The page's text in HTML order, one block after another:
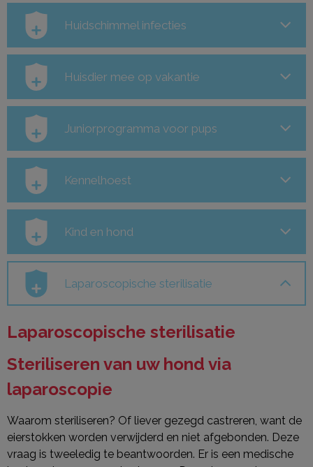
Huidschimmel infecties
Huisdier mee op vakantie
Juniorprogramma voor pups
Kennelhoest
Kind en hond
Laparoscopische sterilisatie
Laparoscopische sterilisatie
Steriliseren van uw hond via
laparoscopie
Waarom steriliseren? Of liever gezegd castreren, want de
eierstokken worden verwijderd en niet afgebonden. Deze
vraag is tweeledig te beantwoorden. Er is een medische